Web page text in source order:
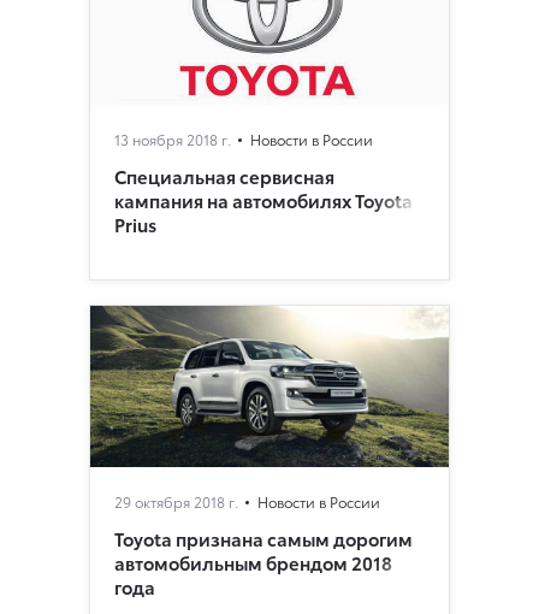
13 ноября 2018 г. Новости в России
Специальная сервисная
кампания на автомобилях Toyota
Prius
29 октября 2018 г. Новости в России
Toyota признана самым дорогим
автомобильным брендом 2018
года